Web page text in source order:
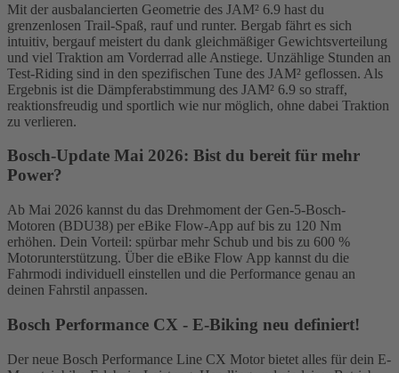
Mit der ausbalancierten Geometrie des JAM² 6.9 hast du
grenzenlosen Trail-Spaß, rauf und runter. Bergab fährt es sich
intuitiv, bergauf meistert du dank gleichmäßiger Gewichtsverteilung
und viel Traktion am Vorderrad alle Anstiege. Unzählige Stunden an
Test-Riding sind in den spezifischen Tune des JAM² geflossen. Als
Ergebnis ist die Dämpferabstimmung des JAM² 6.9 so straff,
reaktionsfreudig und sportlich wie nur möglich, ohne dabei Traktion
zu verlieren.
Bosch-Update Mai 2026: Bist du bereit für mehr
Power?
Ab Mai 2026 kannst du das Drehmoment der Gen-5-Bosch-
Motoren (BDU38) per eBike Flow-App auf bis zu 120 Nm
erhöhen. Dein Vorteil: spürbar mehr Schub und bis zu 600 %
Motorunterstützung. Über die eBike Flow App kannst du die
Fahrmodi individuell einstellen und die Performance genau an
deinen Fahrstil anpassen.
Bosch Performance CX - E-Biking neu definiert!
Der neue Bosch Performance Line CX Motor bietet alles für dein E-